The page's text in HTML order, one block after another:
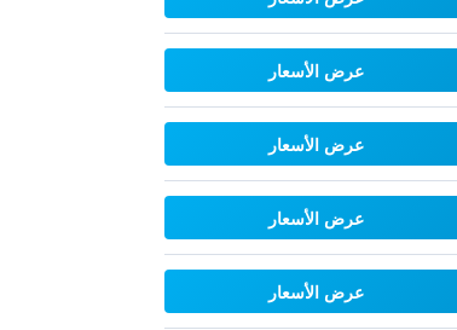
عرض الأسعار
عرض الأسعار
عرض الأسعار
عرض الأسعار